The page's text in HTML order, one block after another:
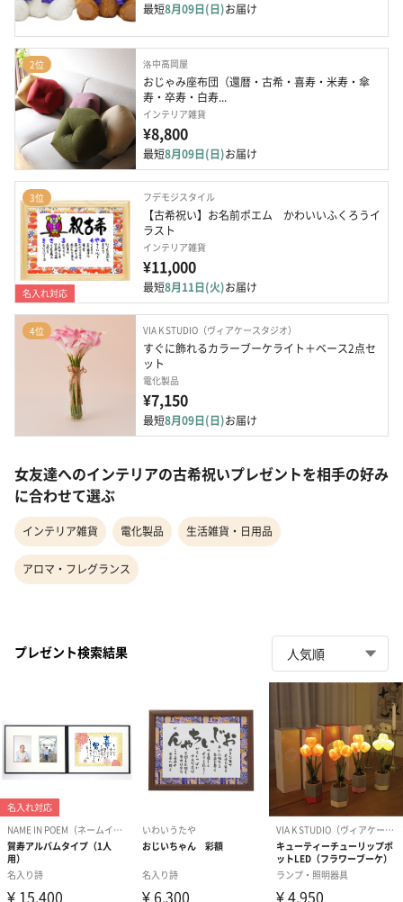
最短8月09日(日)お届け
2位 洛中高岡屋
おじゃみ座布団（還暦・古希・喜寿・米寿・傘
寿・卒寿・白寿...
インテリア雑貨
¥8,800
最短8月09日(日)お届け
3位
名入れ対応
フデモジスタイル
【古希祝い】お名前ポエム　かわいいふくろうイ
ラスト
インテリア雑貨
¥11,000
最短8月11日(火)お届け
4位 VIA K STUDIO（ヴィアケースタジオ）
すぐに飾れるカラーブーケライト＋ベース2点セ
ット
電化製品
¥7,150
最短8月09日(日)お届け
女友達へのインテリアの古希祝いプレゼントを相手の好み
に合わせて選ぶ
インテリア雑貨 電化製品 生活雑貨・日用品
アロマ・フレグランス
プレゼント検索結果